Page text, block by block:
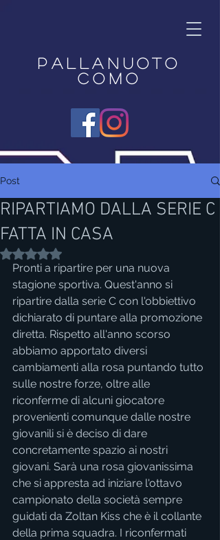
Pallanuoto
Como
Post
RIPARTIAMO DALLA SERIE C
FATTA IN CASA
Valutazione NaN stelle su 5.
Pronti a ripartire per una nuova
stagione sportiva. Quest'anno si
ripartire dalla serie C con l'obbiettivo
dichiarato di puntare alla promozione
diretta. Rispetto all'anno scorso
abbiamo apportato diversi
cambiamenti alla rosa puntando tutto
sulle nostre forze, oltre alle
riconferme di alcuni giocatore
provenienti comunque dalle nostre
giovanili si è deciso di dare
concretamente spazio ai nostri
giovani. Sarà una rosa giovanissima
che si appresta ad iniziare l'ottavo
campionato della società sempre
guidati da Zoltan Kiss che è il collante
della prima squadra. I riconfermati